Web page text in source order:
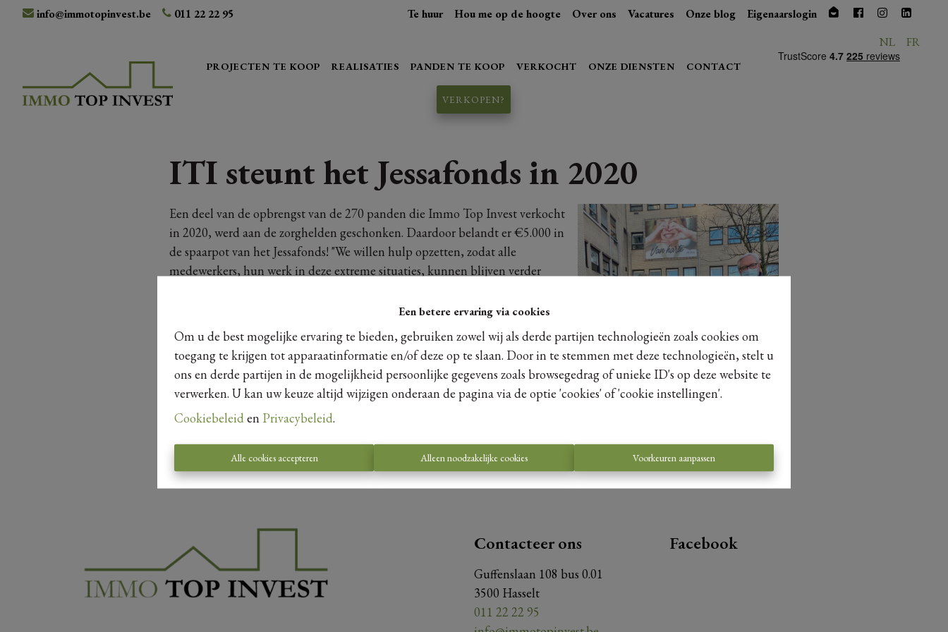
Een betere ervaring via cookies
Om u de best mogelijke ervaring te bieden, gebruiken zowel wij als derde partijen technologieën zoals cookies om
toegang te krijgen tot apparaatinformatie en/of deze op te slaan. Door in te stemmen met deze technologieën, stelt u
ons en derde partijen in de mogelijkheid persoonlijke gegevens zoals browsegedrag of unieke ID's op deze website te
verwerken. U kan uw keuze altijd wijzigen onderaan de pagina via de optie 'cookies' of 'cookie instellingen'.
Cookiebeleid en Privacybeleid.
Alle cookies accepteren Alleen noodzakelijke cookies Voorkeuren aanpassen
info@immotopinvest.be 011 22 22 95 Te huur Hou me op de hoogte Over ons Vacatures Onze blog Eigenaarslogin
PROJECTEN TE KOOP REALISATIES PANDEN TE KOOP VERKOCHT ONZE DIENSTEN CONTACT
VERKOPEN?
NL FR
ITI steunt het Jessafonds in 2020
Een deel van de opbrengst van de 270 panden die Immo Top Invest verkocht
in 2020, werd aan de zorghelden geschonken. Daardoor belandt er €5.000 in
de spaarpot van het Jessafonds! "We willen hulp opzetten, zodat alle
medewerkers, hun werk in deze extreme situaties, kunnen blijven verder
Contacteer ons
Guffenslaan 108 bus 0.01
3500 Hasselt
011 22 22 95
Facebook